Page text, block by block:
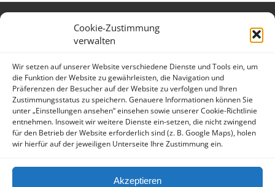
Cookie-Zustimmung
verwalten
Wir setzen auf unserer Website verschiedene Dienste und Tools ein, um
die Funktion der Website zu gewährleisten, die Navigation und
Präferenzen der Besucher auf der Website zu verfolgen und Ihren
Zustimmungsstatus zu speichern. Genauere Informationen können Sie
unter „Einstellungen ansehen“ einsehen sowie unserer Cookie-Richtlinie
entnehmen. Insoweit wir weitere Dienste ein-setzen, die nicht zwingend
für den Betrieb der Website erforderlich sind (z. B. Google Maps), holen
wir hierfür auf der jeweiligen Unterseite Ihre Zustimmung ein.
Akzeptieren